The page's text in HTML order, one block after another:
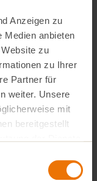
Anzeigen zu
Medien anbieten
zu
zu Ihrer
Partner für
weiter. Unsere
mit
bereitgestellt
äußerst
Kalorien.
besser
Solanin, der in
beispielsweise
kann. In der
nützlich: Es